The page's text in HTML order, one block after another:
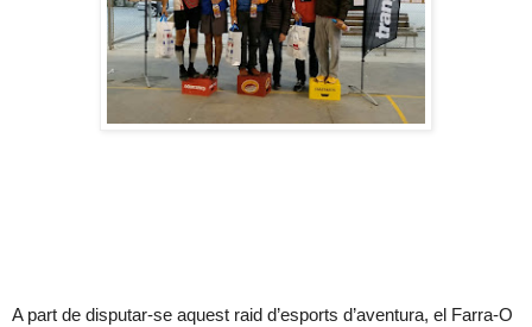
A part de disputar-se aquest raid d’esports d’aventura, el Farra-O